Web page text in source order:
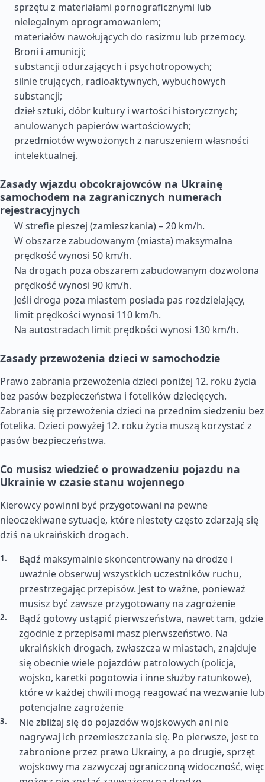
sprzętu z materiałami pornograficznymi lub
nielegalnym oprogramowaniem;
materiałów nawołujących do rasizmu lub przemocy.
Broni i amunicji;
substancji odurzających i psychotropowych;
silnie trujących, radioaktywnych, wybuchowych
substancji;
dzieł sztuki, dóbr kultury i wartości historycznych;
anulowanych papierów wartościowych;
przedmiotów wywożonych z naruszeniem własności
intelektualnej.
Zasady wjazdu obcokrajowców na Ukrainę
samochodem na zagranicznych numerach
rejestracyjnych
W strefie pieszej (zamieszkania) – 20 km/h.
W obszarze zabudowanym (miasta) maksymalna
prędkość wynosi 50 km/h.
Na drogach poza obszarem zabudowanym dozwolona
prędkość wynosi 90 km/h.
Jeśli droga poza miastem posiada pas rozdzielający,
limit prędkości wynosi 110 km/h.
Na autostradach limit prędkości wynosi 130 km/h.
Zasady przewożenia dzieci w samochodzie
Prawo zabrania przewożenia dzieci poniżej 12. roku życia
bez pasów bezpieczeństwa i fotelików dziecięcych.
Zabrania się przewożenia dzieci na przednim siedzeniu bez
fotelika. Dzieci powyżej 12. roku życia muszą korzystać z
pasów bezpieczeństwa.
Co musisz wiedzieć o prowadzeniu pojazdu na
Ukrainie w czasie stanu wojennego
Kierowcy powinni być przygotowani na pewne
nieoczekiwane sytuacje, które niestety często zdarzają się
dziś na ukraińskich drogach.
Bądź maksymalnie skoncentrowany na drodze i
uważnie obserwuj wszystkich uczestników ruchu,
przestrzegając przepisów. Jest to ważne, ponieważ
musisz być zawsze przygotowany na zagrożenie
Bądź gotowy ustąpić pierwszeństwa, nawet tam, gdzie
zgodnie z przepisami masz pierwszeństwo. Na
ukraińskich drogach, zwłaszcza w miastach, znajduje
się obecnie wiele pojazdów patrolowych (policja,
wojsko, karetki pogotowia i inne służby ratunkowe),
które w każdej chwili mogą reagować na wezwanie lub
potencjalne zagrożenie
Nie zbliżaj się do pojazdów wojskowych ani nie
nagrywaj ich przemieszczania się. Po pierwsze, jest to
zabronione przez prawo Ukrainy, a po drugie, sprzęt
wojskowy ma zazwyczaj ograniczoną widoczność, więc